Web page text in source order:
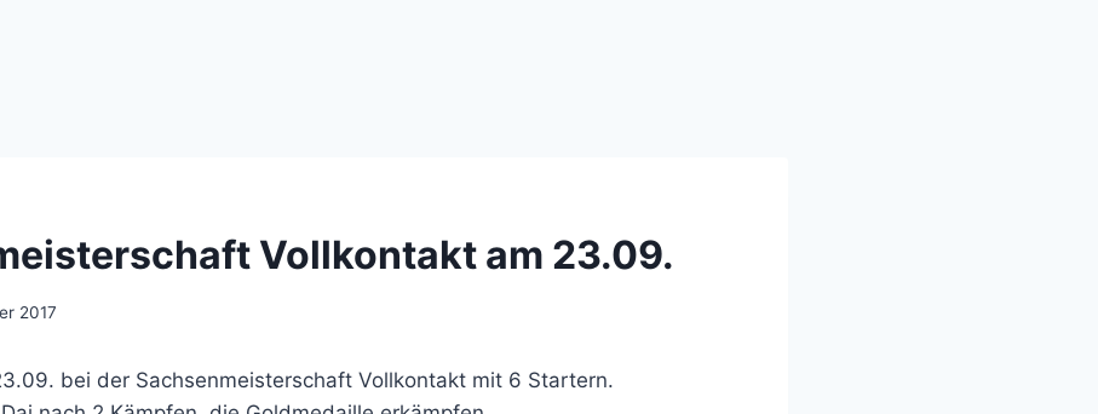
Vollkontakt am 23.09.
2017
bei der Sachsenmeisterschaft Vollkontakt mit 6 Startern.